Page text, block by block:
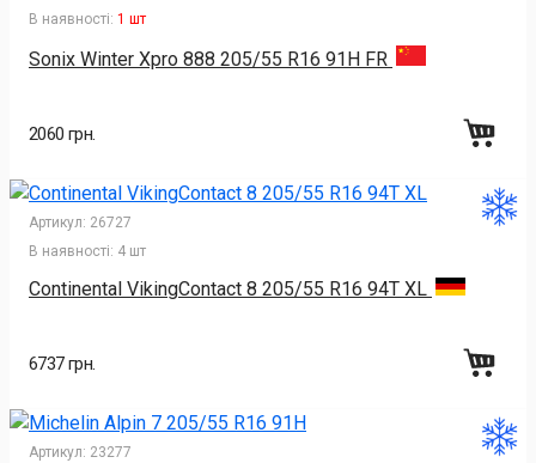
В наявності: 1 шт
Sonix Winter Xpro 888 205/55 R16 91H FR
2060 грн.
Артикул: 26727
В наявності: 4 шт
Continental VikingContact 8 205/55 R16 94T XL
6737 грн.
Артикул: 23277